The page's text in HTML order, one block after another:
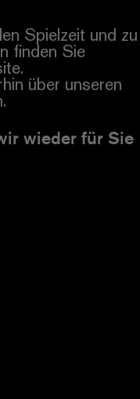
Spielzeit und zu
finden Sie
über unseren
wieder für Sie